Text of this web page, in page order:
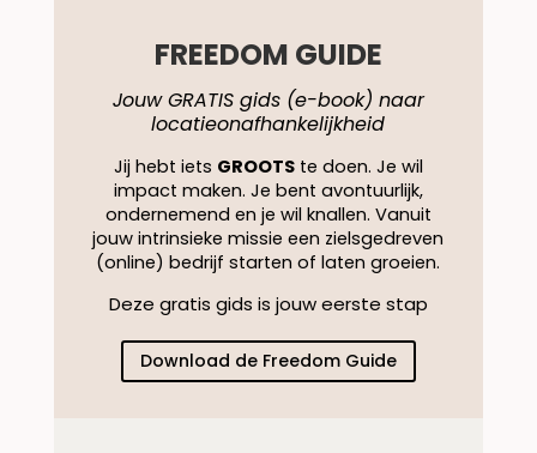
FREEDOM GUIDE
Jouw GRATIS gids (e-book) naar
locatieonafhankelijkheid
Jij hebt iets GROOTSte doen. Je wil
impact maken. Je bent avontuurlijk,
ondernemend en je wil knallen. Vanuit
jouw intrinsieke missie een zielsgedreven
(online) bedrijf starten of laten groeien.
Deze gratis gids is jouw eerste stap
Download de Freedom Guide